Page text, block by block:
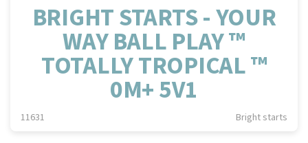
BRIGHT STARTS - YOUR
WAY BALL PLAY ™
TOTALLY TROPICAL ™
0M+ 5V1
11631 Bright starts